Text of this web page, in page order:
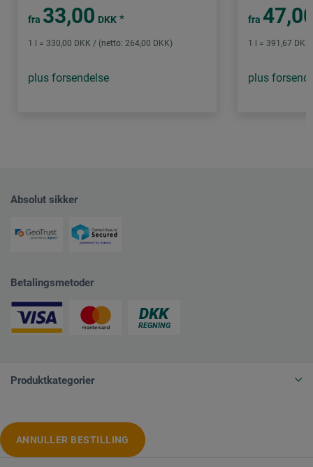
fra 33,00 DKK *
1 l = 330,00 DKK / (netto: 264,00 DKK)
plus forsendelse
fra
1 l = 391,67
plus
Absolut sikker
Betalingsmetoder
Produktkategorier
ANNULLER BESTILLING